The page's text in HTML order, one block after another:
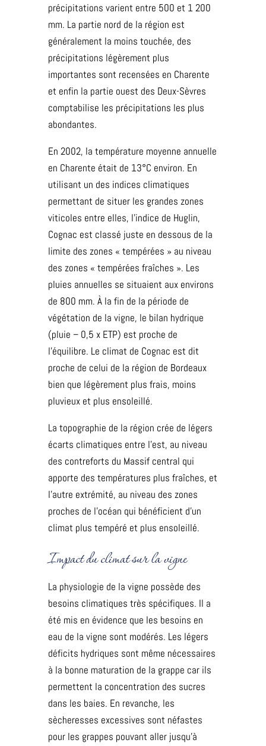
précipitations varient entre 500 et 1 200
mm. La partie nord de la région est
généralement la moins touchée, des
précipitations légèrement plus
importantes sont recensées en Charente
et enfin la partie ouest des Deux-Sèvres
comptabilise les précipitations les plus
abondantes.
En 2002, la température moyenne annuelle
en Charente était de 13°C environ. En
utilisant un des indices climatiques
permettant de situer les grandes zones
viticoles entre elles, l’indice de Huglin,
Cognac est classé juste en dessous de la
limite des zones « tempérées » au niveau
des zones « tempérées fraîches ». Les
pluies annuelles se situaient aux environs
de 800 mm. À la fin de la période de
végétation de la vigne, le bilan hydrique
(pluie – 0,5 x ETP) est proche de
l’équilibre. Le climat de Cognac est dit
proche de celui de la région de Bordeaux
bien que légèrement plus frais, moins
pluvieux et plus ensoleillé.
La topographie de la région crée de légers
écarts climatiques entre l’est, au niveau
des contreforts du Massif central qui
apporte des températures plus fraîches, et
l’autre extrémité, au niveau des zones
proches de l’océan qui bénéficient d’un
climat plus tempéré et plus ensoleillé.
Impact du climat sur la vigne
La physiologie de la vigne possède des
besoins climatiques très spécifiques. Il a
été mis en évidence que les besoins en
eau de la vigne sont modérés. Les légers
déficits hydriques sont même nécessaires
à la bonne maturation de la grappe car ils
permettent la concentration des sucres
dans les baies. En revanche, les
sècheresses excessives sont néfastes
pour les grappes pouvant aller jusqu’à